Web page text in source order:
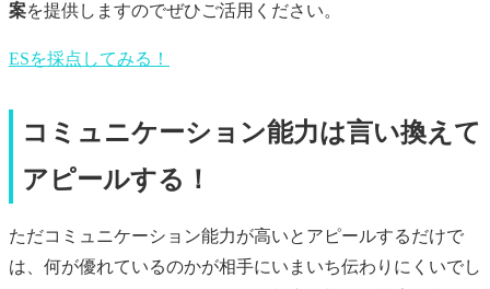
案を提供しますのでぜひご活用ください。
ESを採点してみる！
コミュニケーション能力は言い換えて
アピールする！
ただコミュニケーション能力が高いとアピールするだけで
は、何が優れているのかが相手にいまいち伝わりにくいでし